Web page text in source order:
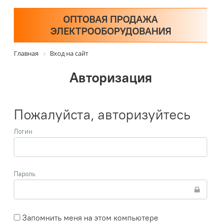
ОПТОВАЯ ПРОДАЖА
ЭЛЕКТРООБОРУДОВАНИЯ
Главная Вход на сайт
Авторизация
Пожалуйста, авторизуйтесь
Логин
Пароль
Запомнить меня на этом компьютере